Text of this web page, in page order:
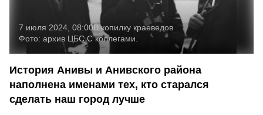
7 июля 2024, 08:00В копилку краеведов
Фото: архив ЦБС С коллегами.
История Анивы и Анивского района
наполнена именами тех, кто старался
сделать наш город лучше